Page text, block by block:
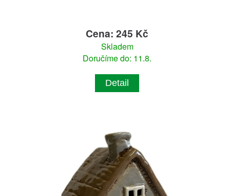
Cena: 245 Kč
Skladem
Doručíme do: 11.8.
Detail